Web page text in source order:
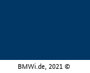
BMWi.de, 2021 ©